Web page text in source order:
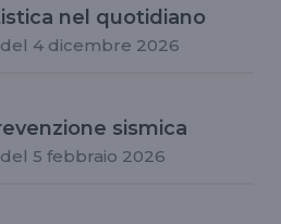
nel quotidiano
4 dicembre 2026
sismica
5 febbraio 2026